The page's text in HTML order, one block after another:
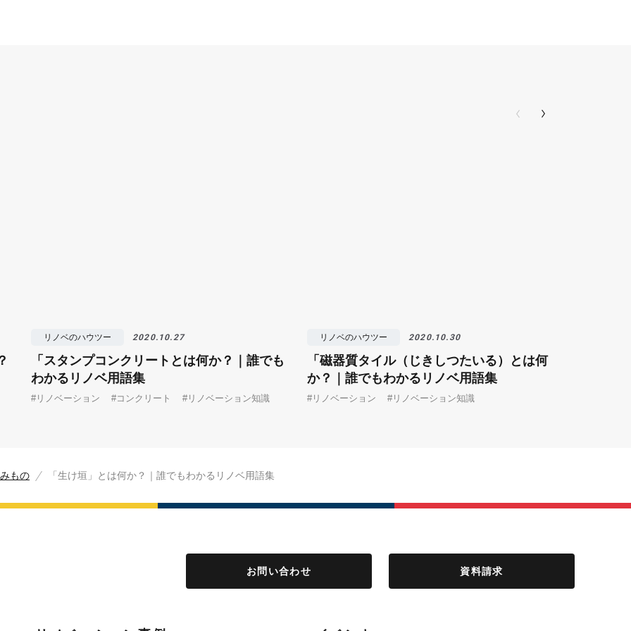
リノベのハウツー 2020.10.27
「スタンプコンクリートとは何か？｜誰でも
わかるリノベ用語集
#リノベーション #コンクリート #リノベーション知識
リノベのハウツー 2020.10.30
「磁器質タイル（じきしつたいる）とは何
か？｜誰でもわかるリノベ用語集
#リノベーション #リノベーション知識
もの 「生け垣」とは何か？｜誰でもわかるリノベ用語集
お問い合わせ 資料請求